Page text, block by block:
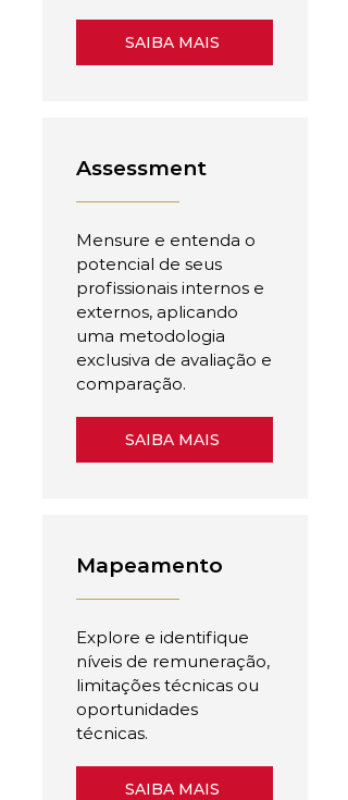
SAIBA MAIS
Assessment
Mensure e entenda o
potencial de seus
profissionais internos e
externos, aplicando
uma metodologia
exclusiva de avaliação e
comparação.
SAIBA MAIS
Mapeamento
Explore e identifique
níveis de remuneração,
limitações técnicas ou
oportunidades
técnicas.
SAIBA MAIS